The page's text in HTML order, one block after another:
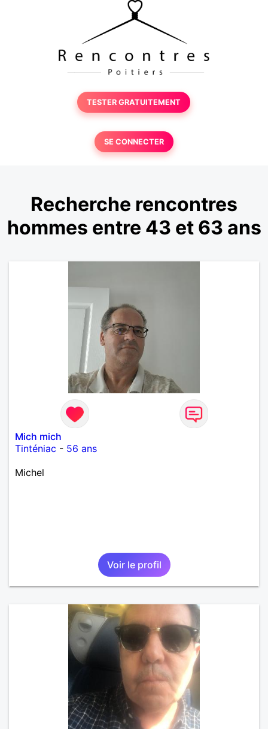
TESTER GRATUITEMENT
SE CONNECTER
Recherche rencontres
hommes entre 43 et 63 ans
Mich mich
Tinténiac - 56 ans
Michel
Voir le profil